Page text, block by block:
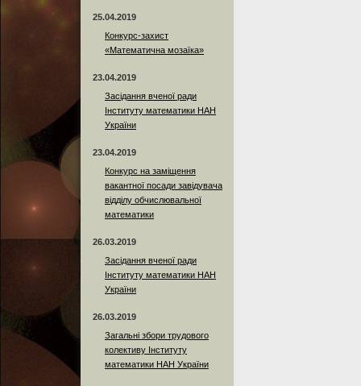
25.04.2019
Конкурс-захист
«Математична мозаїка»
23.04.2019
Засідання вченої ради
Інституту математики НАН
України
23.04.2019
Конкурс на заміщення
вакантної посади завідувача
відділу обчислювальної
математики
26.03.2019
Засідання вченої ради
Інституту математики НАН
України
26.03.2019
Загальні збори трудового
колективу Інституту
математики НАН України